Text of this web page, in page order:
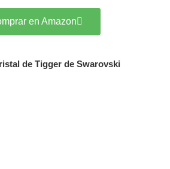
en Amazon
de Tigger de Swarovski